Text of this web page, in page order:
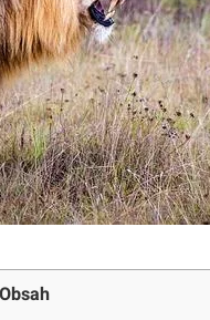
Obsah